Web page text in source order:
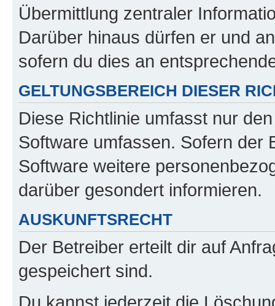
Übermittlung zentraler
Darüber hinaus dürfen er und
sofern du dies an
GELTUNGSBEREICH DIESER
Diese Richtlinie umfasst nur
Software umfassen. Sofern der
Software weitere
darüber gesondert informieren.
AUSKUNFTSRECHT
Der Betreiber erteilt dir auf
gespeichert sind.